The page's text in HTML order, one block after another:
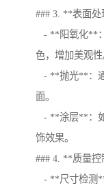
### 3. **表面
- **阳氧化**
色，增加美观性
- **抛光**：
面。
- **涂层**：
饰效果。
### 4. **质量
- **尺寸检测